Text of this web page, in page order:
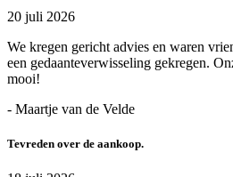
20 juli 2026
We kregen gericht advies en waren
een gedaanteverwisseling gekregen.
mooi!
- Maartje van de Velde
Tevreden over de aankoop.